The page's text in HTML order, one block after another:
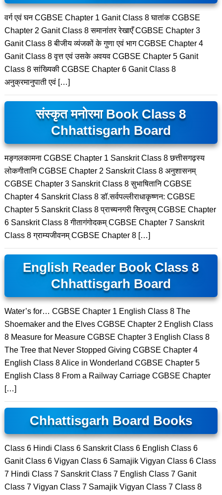
वर्ग एवं घन CGBSE Chapter 1 Ganit Class 8 घातांक CGBSE
Chapter 2 Ganit Class 8 समानांतर रेखाएँ CGBSE Chapter 3
Ganit Class 8 बीजीय व्यंजकों के गुणा एवं भाग CGBSE Chapter 4
Ganit Class 8 वृत्त एवं उसके अवयव CGBSE Chapter 5 Ganit
Class 8 सांख्यिकी CGBSE Chapter 6 Ganit Class 8
अनुक्रमानुपाती एवं […]
संस्कृत मनोरमा Book Class 8
Chhattisgarh Board
मङ्गलकामना CGBSE Chapter 1 Sanskrit Class 8 छत्तीसगढ़स्य
लोकगीतानि CGBSE Chapter 2 Sanskrit Class 8 अनुशासनम्
CGBSE Chapter 3 Sanskrit Class 8 सुभाषितानि CGBSE
Chapter 4 Sanskrit Class 8 डॉ.सर्वपल्लीराधाकृष्णन: CGBSE
Chapter 5 Sanskrit Class 8 प्राच्यनगरी सिरपुरम् CGBSE Chapter
6 Sanskrit Class 8 गीतागंगोदकम् CGBSE Chapter 7 Sanskrit
Class 8 ग्राम्यजीवनम् CGBSE Chapter 8 […]
English Reader Book Class 8
Chhattisgarh Board
Water’s for… CGBSE Chapter 1 English Class 8 The
Shoemaker and the Elves CGBSE Chapter 2 English Class
8 Measure for Measure CGBSE Chapter 3 English Class 8
The Tree that Never Stopped Giving CGBSE Chapter 4
English Class 8 Alice in Wonderland CGBSE Chapter 5
English Class 8 From a Railway Carriage CGBSE Chapter
[…]
Chhattisgarh Board Books
Class 6 Hindi Class 6 Sanskrit Class 6 English Class 6
Ganit Class 6 Vigyan Class 6 Samajik Vigyan Class 6 Class
7 Hindi Class 7 Sanskrit Class 7 English Class 7 Ganit
Class 7 Vigyan Class 7 Samajik Vigyan Class 7 Class 8